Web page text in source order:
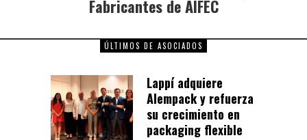
Fabricantes de AIFEC
ÚLTIMOS DE ASOCIADOS
Lappí adquiere
Alempack y refuerza
su crecimiento en
packaging flexible